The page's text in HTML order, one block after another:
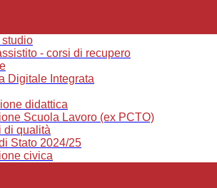
- corsi di recupero
Digitale Integrata
didattica
Scuola Lavoro (ex PCTO)
di qualità
Stato 2024/25
civica